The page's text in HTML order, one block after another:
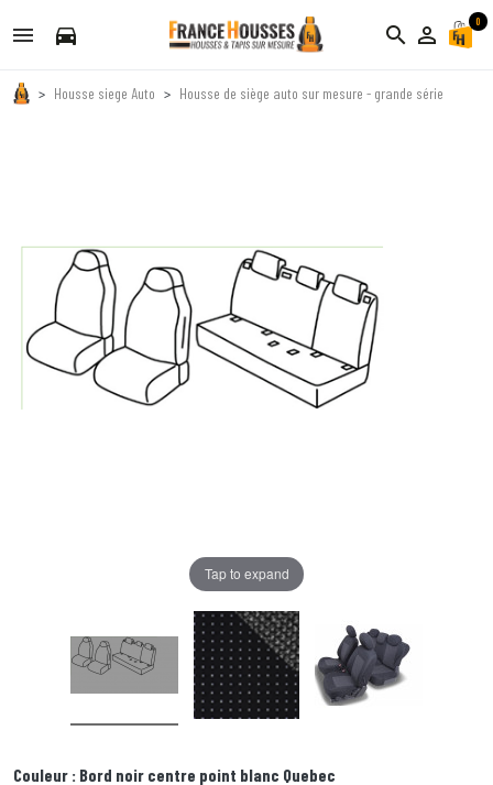
directions_car search person_outline
0
Housse siege Auto Housse de siège auto sur mesure - grande série
Tap to expand
Couleur : Bord noir centre point blanc Quebec